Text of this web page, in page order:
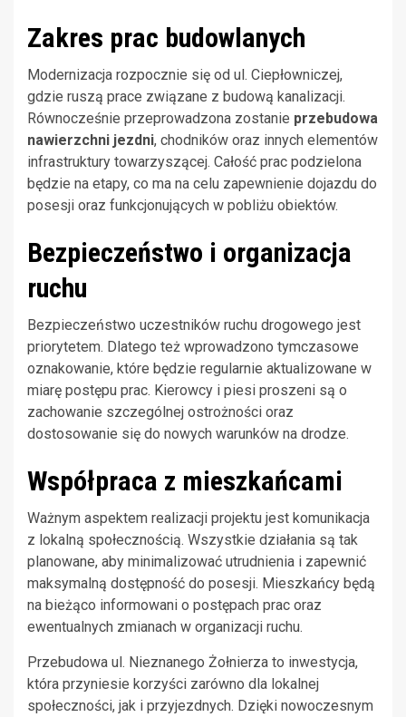
Zakres prac budowlanych
Modernizacja rozpocznie się od ul. Ciepłowniczej,
gdzie ruszą prace związane z budową kanalizacji.
Równocześnie przeprowadzona zostanie przebudowa
nawierzchni jezdni, chodników oraz innych elementów
infrastruktury towarzyszącej. Całość prac podzielona
będzie na etapy, co ma na celu zapewnienie dojazdu do
posesji oraz funkcjonujących w pobliżu obiektów.
Bezpieczeństwo i organizacja
ruchu
Bezpieczeństwo uczestników ruchu drogowego jest
priorytetem. Dlatego też wprowadzono tymczasowe
oznakowanie, które będzie regularnie aktualizowane w
miarę postępu prac. Kierowcy i piesi proszeni są o
zachowanie szczególnej ostrożności oraz
dostosowanie się do nowych warunków na drodze.
Współpraca z mieszkańcami
Ważnym aspektem realizacji projektu jest komunikacja
z lokalną społecznością. Wszystkie działania są tak
planowane, aby minimalizować utrudnienia i zapewnić
maksymalną dostępność do posesji. Mieszkańcy będą
na bieżąco informowani o postępach prac oraz
ewentualnych zmianach w organizacji ruchu.
Przebudowa ul. Nieznanego Żołnierza to inwestycja,
która przyniesie korzyści zarówno dla lokalnej
społeczności, jak i przyjezdnych. Dzięki nowoczesnym